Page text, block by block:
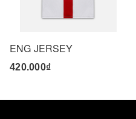
ENG JERSEY
420.000₫